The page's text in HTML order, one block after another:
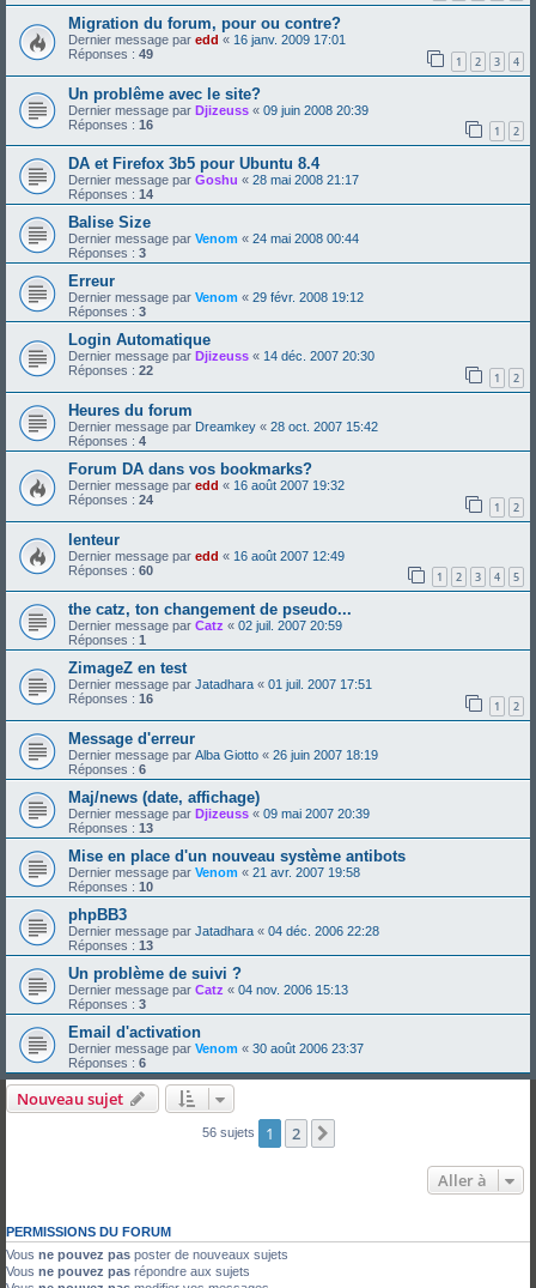
Migration du forum, pour ou contre?
Dernier message par edd « 16 janv. 2009 17:01
Réponses : 49 1 2 3 4
Un problême avec le site?
Dernier message par Djizeuss « 09 juin 2008 20:39
Réponses : 16 1 2
DA et Firefox 3b5 pour Ubuntu 8.4
Dernier message par Goshu « 28 mai 2008 21:17
Réponses : 14
Balise Size
Dernier message par Venom « 24 mai 2008 00:44
Réponses : 3
Erreur
Dernier message par Venom « 29 févr. 2008 19:12
Réponses : 3
Login Automatique
Dernier message par Djizeuss « 14 déc. 2007 20:30
Réponses : 22 1 2
Heures du forum
Dernier message par Dreamkey « 28 oct. 2007 15:42
Réponses : 4
Forum DA dans vos bookmarks?
Dernier message par edd « 16 août 2007 19:32
Réponses : 24 1 2
lenteur
Dernier message par edd « 16 août 2007 12:49
Réponses : 60 1 2 3 4 5
the catz, ton changement de pseudo...
Dernier message par Catz « 02 juil. 2007 20:59
Réponses : 1
ZimageZ en test
Dernier message par Jatadhara « 01 juil. 2007 17:51
Réponses : 16 1 2
Message d'erreur
Dernier message par Alba Giotto « 26 juin 2007 18:19
Réponses : 6
Maj/news (date, affichage)
Dernier message par Djizeuss « 09 mai 2007 20:39
Réponses : 13
Mise en place d'un nouveau système antibots
Dernier message par Venom « 21 avr. 2007 19:58
Réponses : 10
phpBB3
Dernier message par Jatadhara « 04 déc. 2006 22:28
Réponses : 13
Un problème de suivi ?
Dernier message par Catz « 04 nov. 2006 15:13
Réponses : 3
Email d'activation
Dernier message par Venom « 30 août 2006 23:37
Réponses : 6
Nouveau sujet
56 sujets 1 2
Aller à
PERMISSIONS DU FORUM
Vous ne pouvez pas poster de nouveaux sujets
Vous ne pouvez pas répondre aux sujets